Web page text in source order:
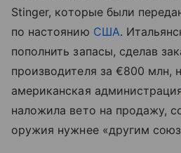
Stinger, которые были
по настоянию США.
пополнить запасы, сделав
производителя за €800 млн,
американская
наложила вето на продажу,
оружия нужнее «другим